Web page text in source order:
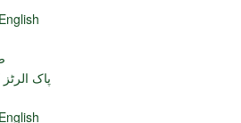
پاک الرٹس English
پاک
پاک الرٹس English